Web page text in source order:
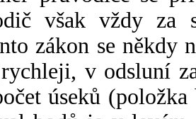
však vždy za
zákon se někdy
v odsluní
úseků